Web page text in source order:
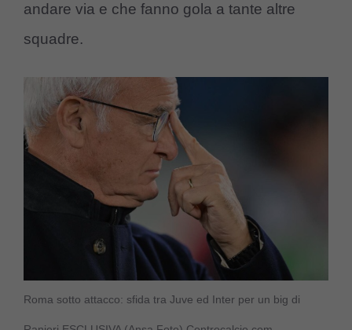
andare via e che fanno gola a tante altre
squadre.
Roma sotto attacco: sfida tra Juve ed Inter per un big di